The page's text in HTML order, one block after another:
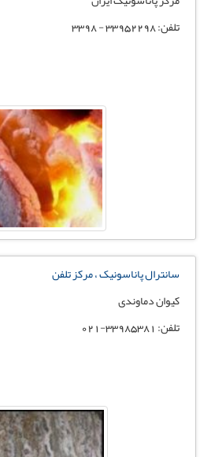
تلفن: 33952298 - 3398
سانترال پاناسونیک ، مرکز تلفن
کیوان دماوندی
تلفن: 33985381-021